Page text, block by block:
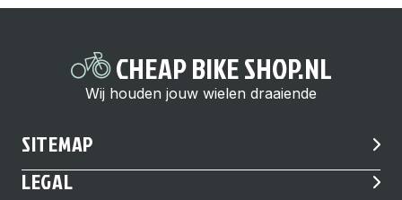
CHEAP BIKE SHOP.NL
Wij houden jouw wielen draaiende
SITEMAP
LEGAL